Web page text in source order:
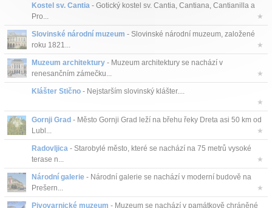
Kostel sv. Cantia - Gotický kostel sv. Cantia, Cantiana, Cantianilla a
Pro...
★
Slovinské národní muzeum - Slovinské národní muzeum, založené
roku 1821...
★
Muzeum architektury - Muzeum architektury se nachází v
renesančním zámečku...
★
Klášter Stično - Nejstarším slovinský klášter....
★
Gornji Grad - Město Gornji Grad leží na břehu řeky Dreta asi 50 km od
Lubl...
★
Radovljica - Starobylé město, které se nachází na 75 metrů vysoké
terase n...
★
Národní galerie - Národní galerie se nachází v moderní budově na
Prešern...
★
Pivovarnické muzeum - Muzeum se nachází v památkově chráněné